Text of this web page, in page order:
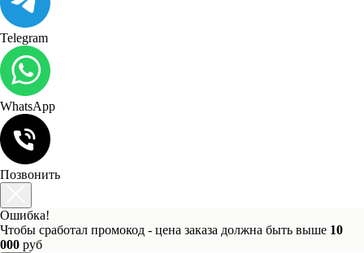
Telegram
WhatsApp
Позвонить
Ошибка!
Чтобы сработал промокод - цена заказа должна быть выше 10
000 руб